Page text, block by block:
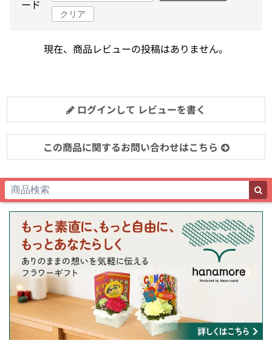
ード
クリア
現在、商品レビューの投稿はありません。
ログインして レビューを書く
この商品に関するお問い合わせはこちら